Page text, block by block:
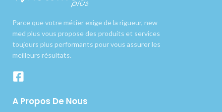
Parce que votre métier exige de la rigueur, new
med plus vous propose des produits et services
toujours plus performants pour vous assurer les
meilleurs résultats.
A Propos De Nous